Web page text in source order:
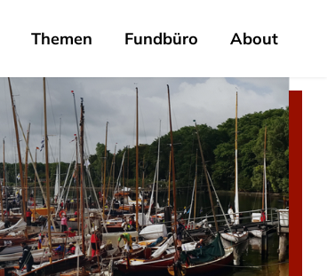
Themen Fundbüro About